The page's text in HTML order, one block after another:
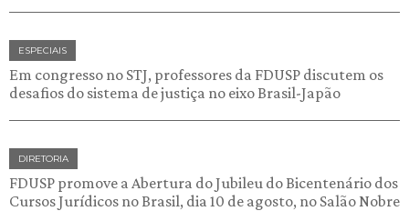
ESPECIAIS
Em congresso no STJ, professores da FDUSP discutem os
desafios do sistema de justiça no eixo Brasil-Japão
DIRETORIA
FDUSP promove a Abertura do Jubileu do Bicentenário dos
Cursos Jurídicos no Brasil, dia 10 de agosto, no Salão Nobre